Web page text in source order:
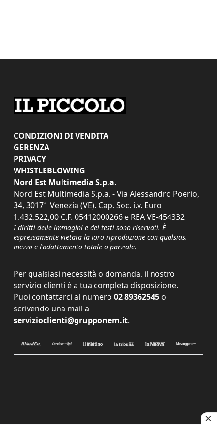
CONDIZIONI DI VENDITA
GERENZA
PRIVACY
WHISTLEBLOWING
Nord Est Multimedia S.p.a.
Nord Est Multimedia S.p.a. - Via Alessandro Poerio,
34, 30171 Venezia (VE). Cap. Soc. i.v. Euro
1.432.522,00 C.F. 05412000266 e REA VE-454332
I diritti delle immagini e dei testi sono riservati. È
espressamente vietata la loro riproduzione con qualsiasi
mezzo e l'adattamento totale o parziale.
Per qualsiasi necessità o domanda, il nostro
servizio clienti è a tua completa disposizione.
Puoi contattarci al numero 02 89362545 o
scrivendo una mail a
servizioclienti@grupponem.it.